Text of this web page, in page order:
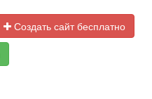
Создать сайт бесплатно